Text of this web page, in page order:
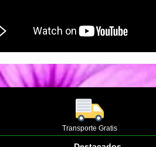
Transporte Gratis